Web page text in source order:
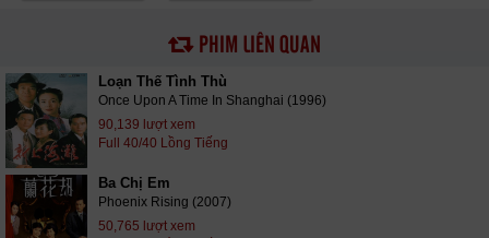
PHIM LIÊN QUAN
Loạn Thế Tình Thù
Once Upon A Time In Shanghai (1996)
90,139 lượt xem
Full 40/40 Lồng Tiếng
Ba Chị Em
Phoenix Rising (2007)
50,765 lượt xem